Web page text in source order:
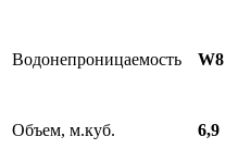
Водонепроницаемость W8
Объем, м.куб. 6,9